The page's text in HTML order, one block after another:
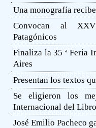
Una monografía
Convocan al
Patagónicos
Finaliza la 35 ª Feria
Aires
Presentan los textos
Se eligieron los
Internacional del
José Emilio Pacheco